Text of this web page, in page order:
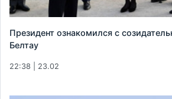
Президент ознакомился с
Белтау
22:38 | 23.02